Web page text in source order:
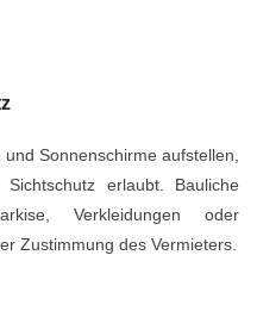
Sonnenschirme aufstellen,
erlaubt. Bauliche
Verkleidungen oder
Zustimmung des Vermieters.